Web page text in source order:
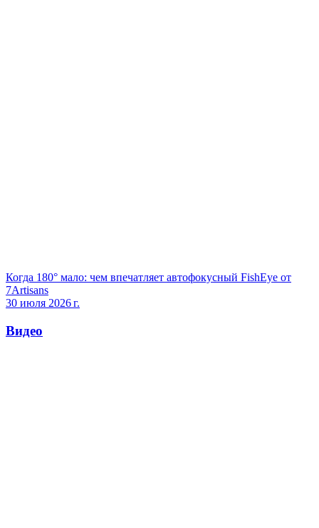
Когда 180° мало: чем впечатляет автофокусный FishEye от
7Artisans
30 июля 2026 г.
Видео